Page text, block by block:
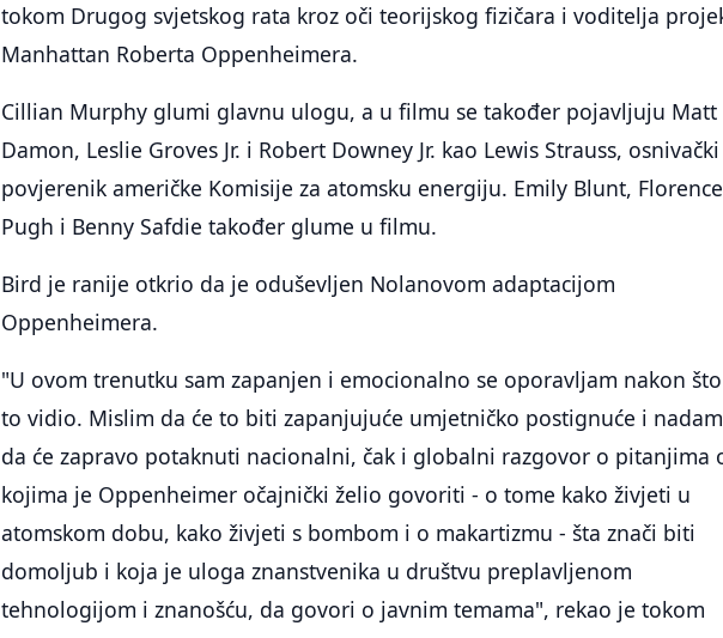
tokom Drugog svjetskog rata kroz oči teorijskog fizičara i voditelja
Manhattan Roberta Oppenheimera.
Cillian Murphy glumi glavnu ulogu, a u filmu se također pojavljuju Matt
Damon, Leslie Groves Jr. i Robert Downey Jr. kao Lewis Strauss, osnivački
povjerenik američke Komisije za atomsku energiju. Emily Blunt, Florence
Pugh i Benny Safdie također glume u filmu.
Bird je ranije otkrio da je oduševljen Nolanovom adaptacijom
Oppenheimera.
"U ovom trenutku sam zapanjen i emocionalno se oporavljam nakon
to vidio. Mislim da će to biti zapanjujuće umjetničko postignuće i
da će zapravo potaknuti nacionalni, čak i globalni razgovor o pitanjima
kojima je Oppenheimer očajnički želio govoriti - o tome kako živjeti u
atomskom dobu, kako živjeti s bombom i o makartizmu - šta znači biti
domoljub i koja je uloga znanstvenika u društvu preplavljenom
tehnologijom i znanošću, da govori o javnim temama", rekao je tokom